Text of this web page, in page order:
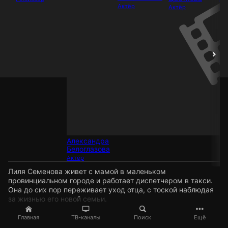
Главная ТВ-каналы Поиск Ещё
Александра
Белоглазова
Актёр
Актёр Актёр
Лиля Семенова живет с мамой в маленьком
провинциальном городе и работает диспетчером в такси.
Она до сих пор переживает уход отца, с тоской наблюдая
за жизнью его новой семьи.